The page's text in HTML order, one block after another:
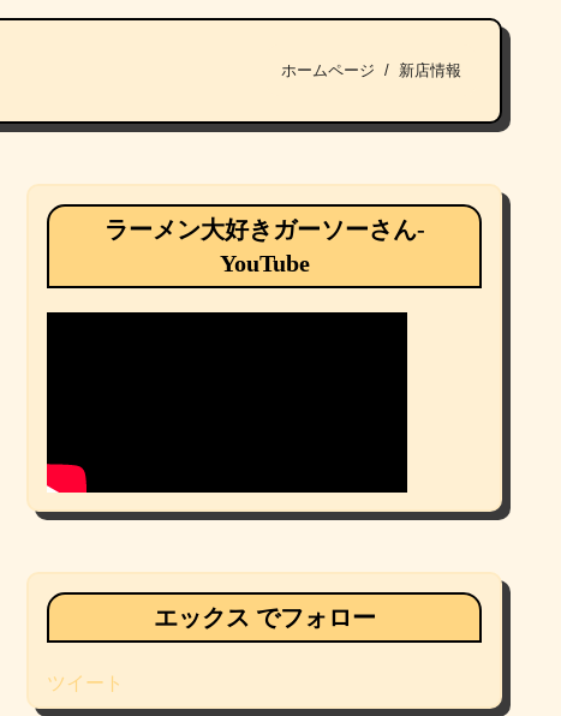
ホームページ 新店情報
ラーメン大好きガーソーさん-
YouTube
エックス でフォロー
ツイート